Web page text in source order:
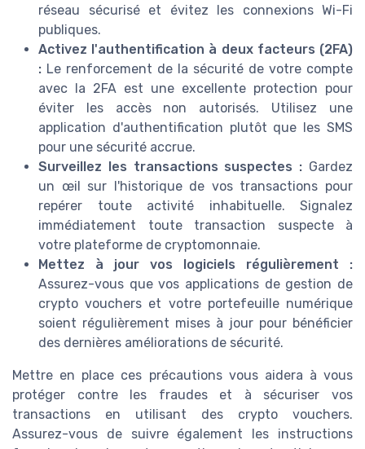
réseau sécurisé et évitez les connexions Wi-Fi
publiques.
Activez l'authentification à deux facteurs (2FA)
: Le renforcement de la sécurité de votre compte
avec la 2FA est une excellente protection pour
éviter les accès non autorisés. Utilisez une
application d'authentification plutôt que les SMS
pour une sécurité accrue.
Surveillez les transactions suspectes : Gardez
un œil sur l'historique de vos transactions pour
repérer toute activité inhabituelle. Signalez
immédiatement toute transaction suspecte à
votre plateforme de cryptomonnaie.
Mettez à jour vos logiciels régulièrement :
Assurez-vous que vos applications de gestion de
crypto vouchers et votre portefeuille numérique
soient régulièrement mises à jour pour bénéficier
des dernières améliorations de sécurité.
Mettre en place ces précautions vous aidera à vous
protéger contre les fraudes et à sécuriser vos
transactions en utilisant des crypto vouchers.
Assurez-vous de suivre également les instructions